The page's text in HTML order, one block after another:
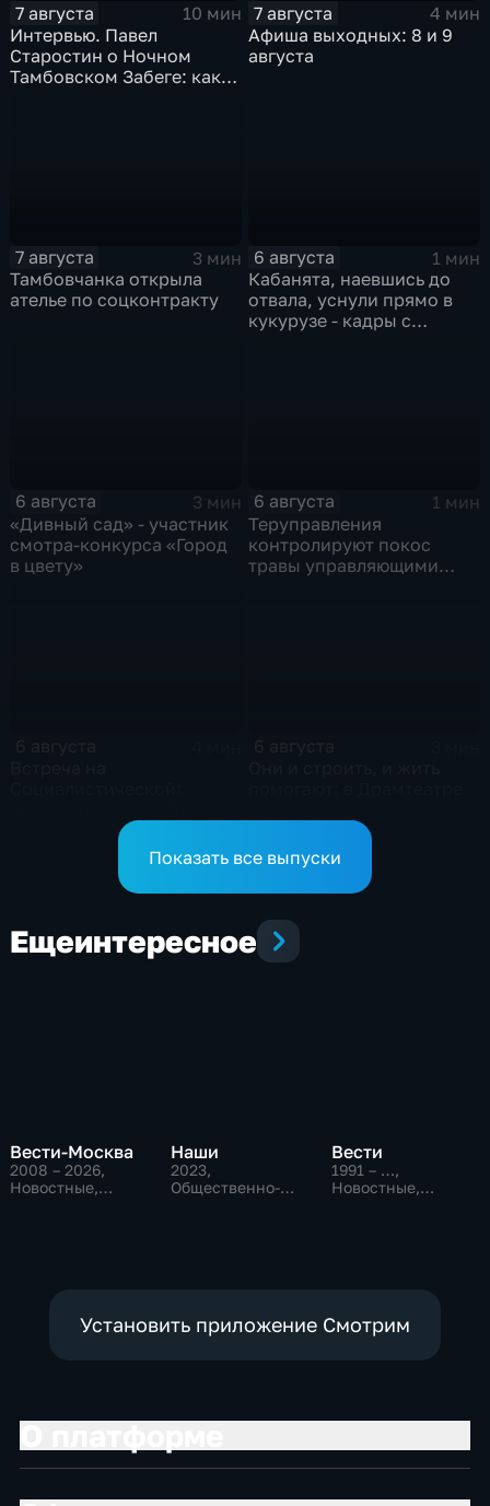
7 августа
10 мин
Интервью. Павел
Старостин о Ночном
Тамбовском Забеге: как
7 августа
4 мин
Афиша выходных: 8 и 9
августа
7 августа
3 мин
Тамбовчанка открыла
ателье по соцконтракту
6 августа
1 мин
Кабанята, наевшись до
отвала, уснули прямо в
кукурузе - кадры с
6 августа
3 мин
«Дивный сад» - участник
смотра-конкурса «Город
в цвету»
6 августа
1 мин
Теруправления
контролируют покос
травы управляющими
точки, Максим Косенков
Показать все выпуски
Ещеинтересное
Вести-Москва
2008 – 2026,
Новостные,
Наши
2023,
Общественно-
Вести
1991 – …,
Новостные,
Установить приложение Смотрим